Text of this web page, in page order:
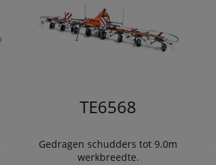
TE6568
Gedragen schudders tot 9.0m
werkbreedte.